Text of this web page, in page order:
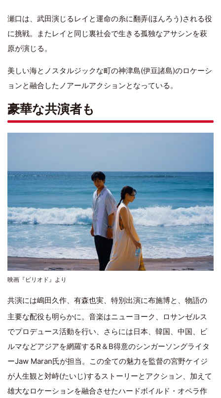
瀬口は、武田演じるレイと運命の糸に翻弄(ほんろう)される役
に挑戦。またレイと同じ裏社会で生きる孤独なアサシンを萩
原が演じる。
美しい海とノスタルジックな町の神津島(伊豆諸島)のロケーシ
ョンと融合したノアールアクションとなっている。
豪華な共演者も
映画『ピリオド』より
共演には嶋田久作 有森也実 、特別出演に布施博と、物語の
主要な配役も明らかに。音楽はニューヨーク、ロサンゼルス
でプロデュース活動を行い、さらには日本、韓国、中国、ビ
ルマなどアジアを網羅するR＆B得意のシンガーソングライタ
ーJaw Maran氏が担当。この全ての魅力を監督の宮野ケイジ
が人生観と対峙(たいじ)するストーリーとアクション、加えて
雄大なロケーションを融合させたハードボイルド・オペラ作